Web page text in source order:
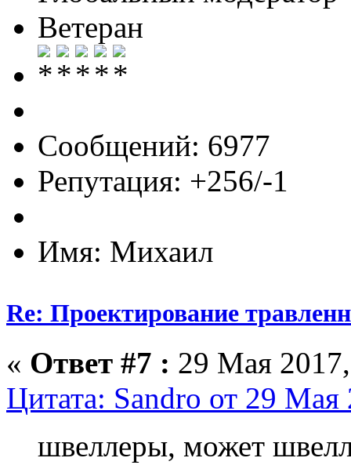
Ветеран
Сообщений: 6977
Репутация: +256/-1
Имя: Михаил
Re: Проектирование
« Ответ #7 : 29 Мая
Цитата: Sandro от 29
швеллеры, может